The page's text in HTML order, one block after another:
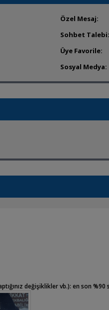
Özel Mesaj:
Sohbet Talebi:
Üye Favorile:
Sosyal Medya:
değişiklikler vb.): en son